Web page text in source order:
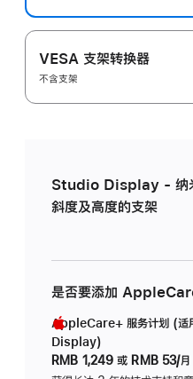
VESA 支架转换器
不含支架
Studio Display - 纳
斜度及高度的支架
是否要添加
AppleCare+ 服务计划 (
Display)
RMB 1,249 或 RMB 53/